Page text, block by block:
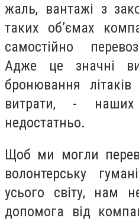
жаль, вантажі з
таких об’ємах
самостійно
Адже це значні
бронювання літаків
витрати, - наших
недостатньо.
Щоб ми могли
волонтерську
усього світу, нам
допомога від